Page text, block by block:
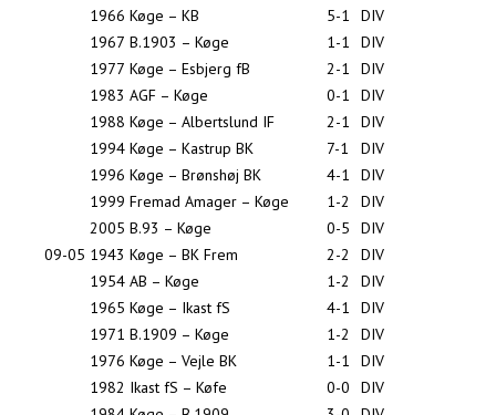
1966 Køge – KB 5-1
DIV
1967 B.1903 – Køge 1-1
DIV
1977 Køge – Esbjerg fB 2-1
DIV
1983 AGF – Køge 0-1
DIV
1988 Køge – Albertslund IF 2-1
DIV
1994 Køge – Kastrup BK 7-1
DIV
1996 Køge – Brønshøj BK 4-1
DIV
1999 Fremad Amager – Køge 1-2
DIV
2005 B.93 – Køge 0-5
DIV
09-05 1943 Køge – BK Frem 2-2
DIV
1954 AB – Køge 1-2
DIV
1965 Køge – Ikast fS 4-1
DIV
1971 B.1909 – Køge 1-2
DIV
1976 Køge – Vejle BK 1-1
DIV
1982 Ikast fS – Køfe 0-0
DIV